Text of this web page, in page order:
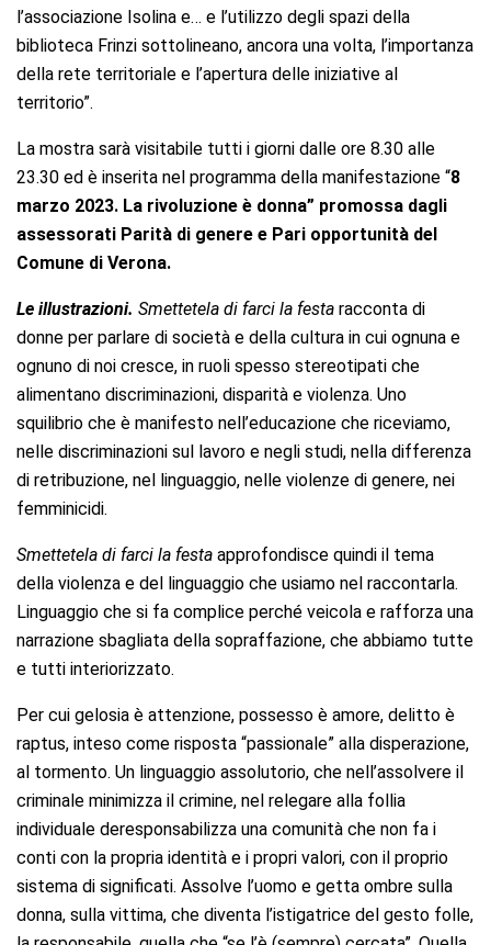
l’associazione Isolina e… e l’utilizzo degli spazi della
biblioteca Frinzi sottolineano, ancora una volta, l’importanza
della rete territoriale e l’apertura delle iniziative al
territorio”.
La mostra sarà visitabile tutti i giorni dalle ore 8.30 alle
23.30 ed è inserita nel programma della manifestazione “8
marzo 2023. La rivoluzione è donna” promossa dagli
assessorati Parità di genere e Pari opportunità del
Comune di Verona.
Le illustrazioni. Smettetela di farci la festa racconta di
donne per parlare di società e della cultura in cui ognuna e
ognuno di noi cresce, in ruoli spesso stereotipati che
alimentano discriminazioni, disparità e violenza. Uno
squilibrio che è manifesto nell’educazione che riceviamo,
nelle discriminazioni sul lavoro e negli studi, nella differenza
di retribuzione, nel linguaggio, nelle violenze di genere, nei
femminicidi.
Smettetela di farci la festa approfondisce quindi il tema
della violenza e del linguaggio che usiamo nel raccontarla.
Linguaggio che si fa complice perché veicola e rafforza una
narrazione sbagliata della sopraffazione, che abbiamo tutte
e tutti interiorizzato.
Per cui gelosia è attenzione, possesso è amore, delitto è
raptus, inteso come risposta “passionale” alla disperazione,
al tormento. Un linguaggio assolutorio, che nell’assolvere il
criminale minimizza il crimine, nel relegare alla follia
individuale deresponsabilizza una comunità che non fa i
conti con la propria identità e i propri valori, con il proprio
sistema di significati. Assolve l’uomo e getta ombre sulla
donna, sulla vittima, che diventa l’istigatrice del gesto folle,